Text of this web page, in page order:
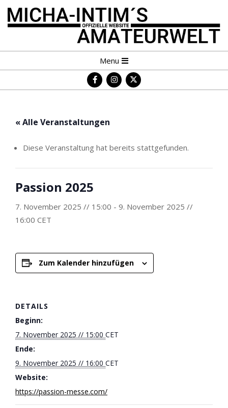
Skip
MICHA-
INTIM
´S
Navigation
Menu
« Alle Veranstaltungen
Diese Veranstaltung hat bereits stattgefunden.
Passion 2025
7. November 2025 // 15:00 - 9. November 2025 //
16:00 CET
Zum Kalender hinzufügen
DETAILS
Beginn:
7. November 2025 // 15:00 CET
Ende:
9. November 2025 // 16:00 CET
Website:
https://passion-messe.com/